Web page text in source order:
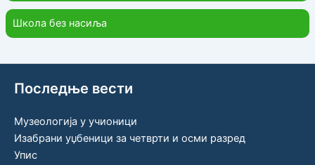
Школа без насиља
Последње вести
Музеологија у учионици
Изабрани уџбеници за четврти и осми разред
Упис